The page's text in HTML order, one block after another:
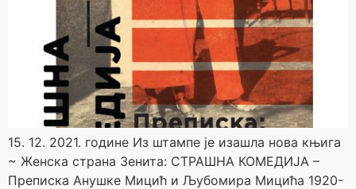
15. 12. 2021. године Из штампе је изашла нова књига
~ Женска страна Зенита: СТРАШНА КОМЕДИЈА –
Преписка Анушке Мицић и Љубомира Мицића 1920-